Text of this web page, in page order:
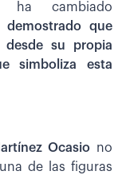
ha cambiado
que
su propia
simboliza esta
Ocasio no
de las figuras